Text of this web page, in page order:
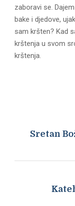
zaboravi se.
bake i djedove,
sam kršten? Kad
krštenja u svom
krštenja.
Sretan